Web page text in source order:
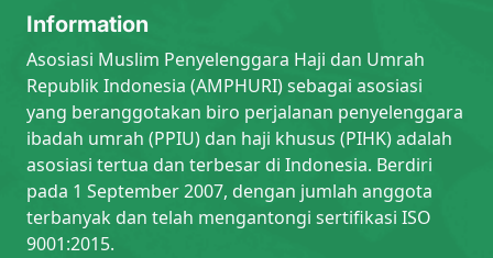
Information
Asosiasi Muslim Penyelenggara Haji dan Umrah
Republik Indonesia (AMPHURI) sebagai asosiasi
yang beranggotakan biro perjalanan penyelenggara
ibadah umrah (PPIU) dan haji khusus (PIHK) adalah
asosiasi tertua dan terbesar di Indonesia. Berdiri
pada 1 September 2007, dengan jumlah anggota
terbanyak dan telah mengantongi sertifikasi ISO
9001:2015.